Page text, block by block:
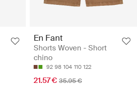
En Fant
Shorts Woven - Short
chino
92 98 104 110 122
21.57 € 35.95 €